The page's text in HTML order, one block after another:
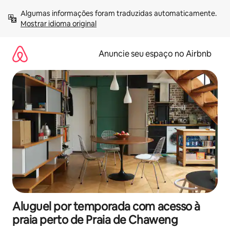
para
Mostrar idioma original
Anuncie seu espaço no Airbnb
Aluguel por temporada com acesso à
praia perto de Praia de Chaweng